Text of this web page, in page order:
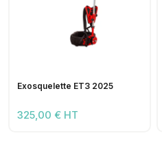
Exosquelette ET3 2025
325,00 € HT